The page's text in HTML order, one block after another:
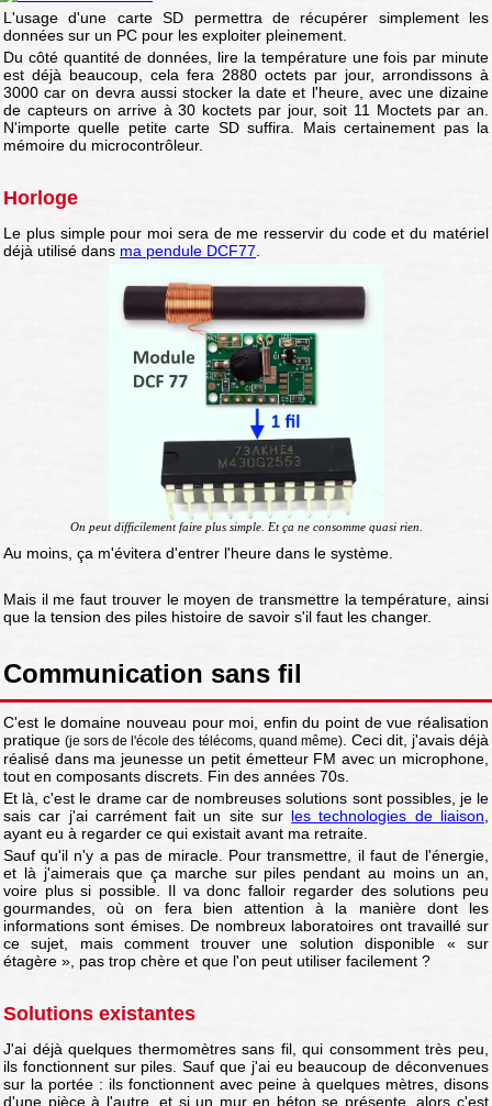
L'usage d'une carte SD permettra de récupérer simplement les
données sur un PC pour les exploiter pleinement.
Du côté quantité de données, lire la température une fois par minute
est déjà beaucoup, cela fera 2880 octets par jour, arrondissons à
3000 car on devra aussi stocker la date et l'heure, avec une dizaine
de capteurs on arrive à 30 koctets par jour, soit 11 Moctets par an.
N'importe quelle petite carte SD suffira. Mais certainement pas la
mémoire du microcontrôleur.
Horloge
Le plus simple pour moi sera de me resservir du code et du matériel
déjà utilisé dans ma pendule DCF77
On peut difficilement faire plus simple. Et ça ne consomme quasi rien.
Au moins, ça m'évitera d'entrer l'heure dans le système.
Mais il me faut trouver le moyen de transmettre la température, ainsi
que la tension des piles histoire de savoir s'il faut les changer.
Communication sans fil
C'est le domaine nouveau pour moi, enfin du point de vue réalisation
pratique(je sors de l'école des télécoms, quand même). Ceci dit, j'avais déjà
réalisé dans ma jeunesse un petit émetteur FM avec un microphone,
tout en composants discrets. Fin des années 70s.
Et là, c'est le drame car de nombreuses solutions sont possibles, je le
sais car j'ai carrément fait un site sur les technologies de liaison
ayant eu à regarder ce qui existait avant ma retraite.
Sauf qu'il n'y a pas de miracle. Pour transmettre, il faut de l'énergie,
et là j'aimerais que ça marche sur piles pendant au moins un an,
voire plus si possible. Il va donc falloir regarder des solutions peu
gourmandes, où on fera bien attention à la manière dont les
informations sont émises. De nombreux laboratoires ont travaillé sur
ce sujet, mais comment trouver une solution disponible « sur
étagère », pas trop chère et que l'on peut utiliser facilement ?
Solutions existantes
J'ai déjà quelques thermomètres sans fil, qui consomment très peu,
ils fonctionnent sur piles. Sauf que j'ai eu beaucoup de déconvenues
sur la portée : ils fonctionnent avec peine à quelques mètres, disons
d'une pièce à l'autre, et si un mur en béton se présente, alors c'est